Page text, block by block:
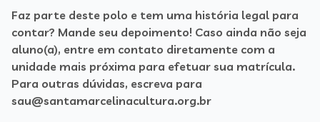
Faz parte deste polo e tem uma história legal para
contar? Mande seu depoimento! Caso ainda não seja
aluno(a), entre em contato diretamente com a
unidade mais próxima para efetuar sua matrícula.
Para outras dúvidas, escreva para
sau@santamarcelinacultura.org.br